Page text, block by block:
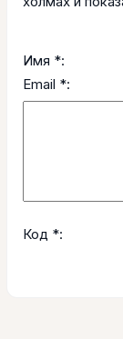
Имя *:
Email *:
Код *: